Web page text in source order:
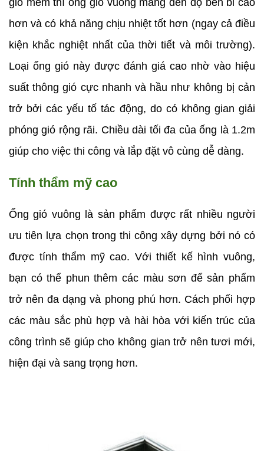
gió mềm thì ống gió vuông mang đến độ bền bỉ cao
hơn và có khả năng chịu nhiệt tốt hơn (ngay cả điều
kiện khắc nghiệt nhất của thời tiết và môi trường).
Loại ống gió này được đánh giá cao nhờ vào hiệu
suất thông gió cực nhanh và hầu như không bị cản
trở bởi các yếu tố tác động, do có không gian giải
phóng gió rộng rãi. Chiều dài tối đa của ống là 1.2m
giúp cho việc thi công và lắp đặt vô cùng dễ dàng.
Tính thẩm mỹ cao
Ống gió vuông là sản phẩm được rất nhiều người
ưu tiên lựa chọn trong thi công xây dựng bởi nó có
được tính thẩm mỹ cao. Với thiết kế hình vuông,
bạn có thể phun thêm các màu sơn để sản phẩm
trở nên đa dạng và phong phú hơn. Cách phối hợp
các màu sắc phù hợp và hài hòa với kiến trúc của
công trình sẽ giúp cho không gian trở nên tươi mới,
hiện đại và sang trọng hơn.